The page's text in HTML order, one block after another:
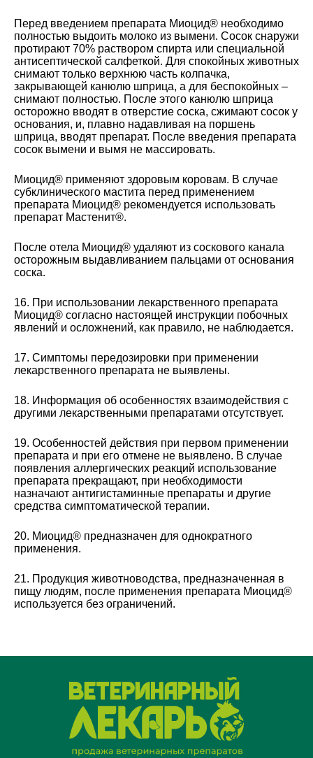
Перед введением препарата Миоцид® необходимо
полностью выдоить молоко из вымени. Сосок снаружи
протирают 70% раствором спирта или специальной
антисептической салфеткой. Для спокойных животных
снимают только верхнюю часть колпачка,
закрывающей канюлю шприца, а для беспокойных –
снимают полностью. После этого канюлю шприца
осторожно вводят в отверстие соска, сжимают сосок у
основания, и, плавно надавливая на поршень
шприца, вводят препарат. После введения препарата
сосок вымени и вымя не массировать.
Миоцид® применяют здоровым коровам. В случае
субклинического мастита перед применением
препарата Миоцид® рекомендуется использовать
препарат Мастенит®.
После отела Миоцид® удаляют из соскового канала
осторожным выдавливанием пальцами от основания
соска.
16. При использовании лекарственного препарата
Миоцид® согласно настоящей инструкции побочных
явлений и осложнений, как правило, не наблюдается.
17. Симптомы передозировки при применении
лекарственного препарата не выявлены.
18. Информация об особенностях взаимодействия с
другими лекарственными препаратами отсутствует.
19. Особенностей действия при первом применении
препарата и при его отмене не выявлено. В случае
появления аллергических реакций использование
препарата прекращают, при необходимости
назначают антигистаминные препараты и другие
средства симптоматической терапии.
20. Миоцид® предназначен для однократного
применения.
21. Продукция животноводства, предназначенная в
пищу людям, после применения препарата Миоцид®
используется без ограничений.